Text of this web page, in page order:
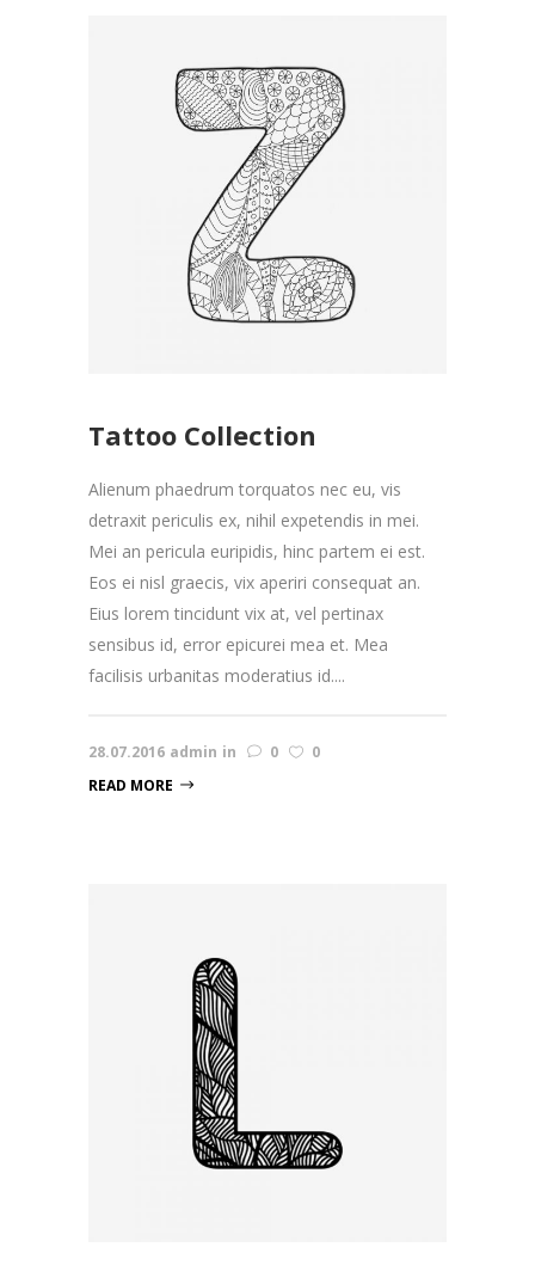
Tattoo Collection
Alienum phaedrum torquatos nec eu, vis
detraxit periculis ex, nihil expetendis in mei.
Mei an pericula euripidis, hinc partem ei est.
Eos ei nisl graecis, vix aperiri consequat an.
Eius lorem tincidunt vix at, vel pertinax
sensibus id, error epicurei mea et. Mea
facilisis urbanitas moderatius id....
28.07.2016 admin in 0
0
READ MORE